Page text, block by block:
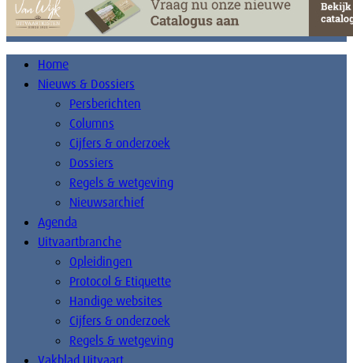
Home
Nieuws & Dossiers
Persberichten
Columns
Cijfers & onderzoek
Dossiers
Regels & wetgeving
Nieuwsarchief
Agenda
Uitvaartbranche
Opleidingen
Protocol & Etiquette
Handige websites
Cijfers & onderzoek
Regels & wetgeving